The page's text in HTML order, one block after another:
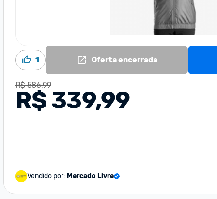
1 Oferta encerrada
R$ 586,99
R$ 339,99
Vendido por: Mercado Livre